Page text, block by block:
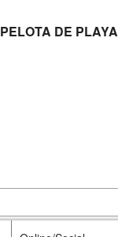
LEER MÁS
PELOTA DE PLAYA